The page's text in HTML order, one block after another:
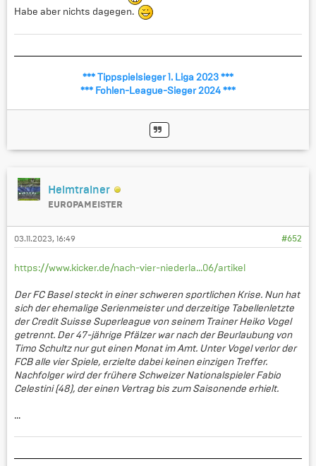
Habe aber nichts dagegen.
*** Tippspielsieger 1. Liga 2023 ***
*** Fohlen-League-Sieger 2024 ***
Heimtrainer
EUROPAMEISTER
#652
03.11.2023, 16:49
https://www.kicker.de/nach-vier-niederla...06/artikel
Der FC Basel steckt in einer schweren sportlichen Krise. Nun hat
sich der ehemalige Serienmeister und derzeitige Tabellenletzte
der Credit Suisse Superleague von seinem Trainer Heiko Vogel
getrennt. Der 47-jährige Pfälzer war nach der Beurlaubung von
Timo Schultz nur gut einen Monat im Amt. Unter Vogel verlor der
FCB alle vier Spiele, erzielte dabei keinen einzigen Treffer.
Nachfolger wird der frühere Schweizer Nationalspieler Fabio
Celestini (48), der einen Vertrag bis zum Saisonende erhielt.
...